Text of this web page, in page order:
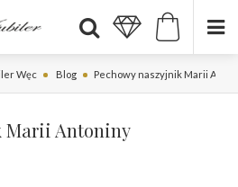
Węc Blog Pechowy naszyjnik Marii
Marii Antoniny